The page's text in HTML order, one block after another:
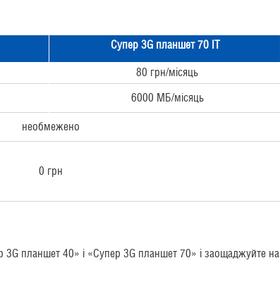
Супер 3G планшет 70 IT
80 грн/місяць
6000 МБ/місяць
необмежено
0 грн
3G планшет 40» і «Супер 3G планшет 70» і заощаджуйте на